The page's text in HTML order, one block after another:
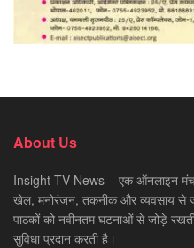
About Us
Insight TV News – एक ऑनलाइन मंच
खेल, मनोरंजन, तकनीक और व्यवसाय से
पाठकों को नवीनतम घटनाओं से जोड़े
सुविधा प्रदान करती है।